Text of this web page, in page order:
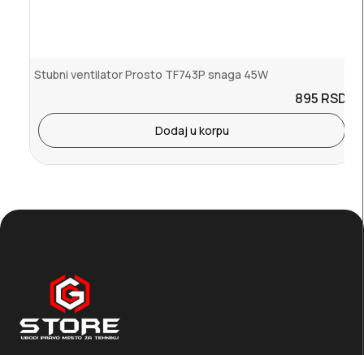
Stubni ventilator Prosto TF743P snaga 45W
895 RSD.
Dodaj u korpu